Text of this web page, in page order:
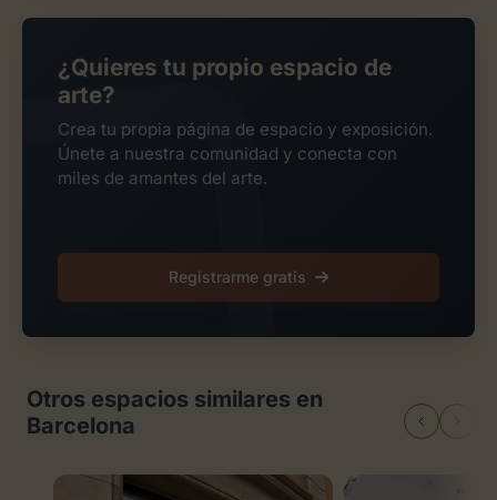
¿Quieres tu propio espacio de
arte?
Crea tu propia página de espacio y exposición.
Únete a nuestra comunidad y conecta con
miles de amantes del arte.
Registrarme gratis
Otros espacios similares en
Barcelona